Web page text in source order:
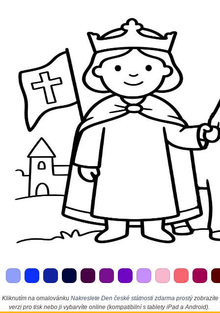
Kliknutím na omalovánku Nakreslete Den české státnosti zdarma prostýzobrazíte
verzi pro tisk nebo ji vybarvíte online (kompatibilní s tablety iPad a Android).